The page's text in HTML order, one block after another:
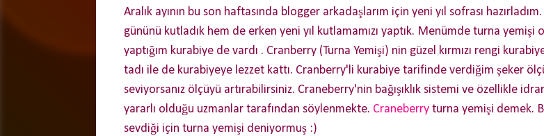
Aralık ayının bu son haftasında blogger arkadaşlarım için yeni yıl sofrası
gününü kutladık hem de erken yeni yıl kutlamamızı yaptık. Menümde turna
yaptığım kurabiye de vardı . Cranberry (Turna Yemişi) nin güzel kırmızı rengi
tadı ile de kurabiyeye lezzet kattı. Cranberry'li kurabiye tarifinde verdiğim şeker
seviyorsanız ölçüyü artırabilirsiniz. Craneberry'nin bağışıklık sistemi ve özellikle
yararlı olduğu uzmanlar tarafından söylenmekte. Craneberry turna yemişi demek.
sevdiği için turna yemişi deniyormuş :)